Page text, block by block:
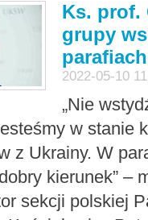
Ks. prof.
grupy
parafiach
2022-05-10
„Nie
w stanie
z Ukrainy. W
kierunek” –
sekcji polskiej